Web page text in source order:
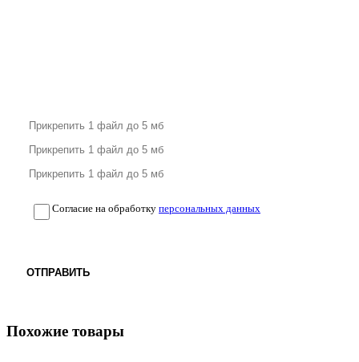
Согласие на обработку персональных данных
ОТПРАВИТЬ
Похожие товары